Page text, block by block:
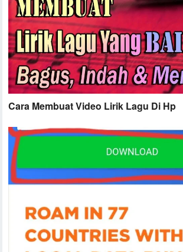
Cara Membuat Video Lirik Lagu Di Hp